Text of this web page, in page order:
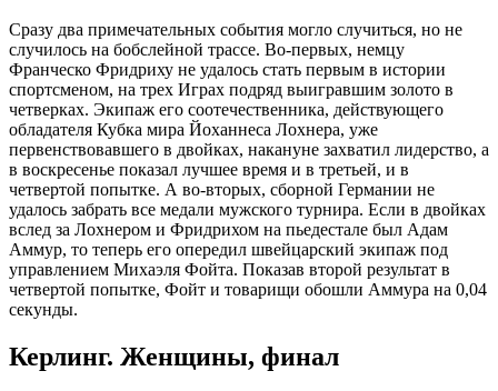
Сразу два примечательных события могло случиться, но не
случилось на бобслейной трассе. Во-первых, немцу
Франческо Фридриху не удалось стать первым в истории
спортсменом, на трех Играх подряд выигравшим золото в
четверках. Экипаж его соотечественника, действующего
обладателя Кубка мира Йоханнеса Лохнера, уже
первенствовавшего в двойках, накануне захватил лидерство, а
в воскресенье показал лучшее время и в третьей, и в
четвертой попытке. А во-вторых, сборной Германии не
удалось забрать все медали мужского турнира. Если в двойках
вслед за Лохнером и Фридрихом на пьедестале был Адам
Аммур, то теперь его опередил швейцарский экипаж под
управлением Михаэля Фойта. Показав второй результат в
четвертой попытке, Фойт и товарищи обошли Аммура на 0,04
секунды.
Керлинг. Женщины, финал